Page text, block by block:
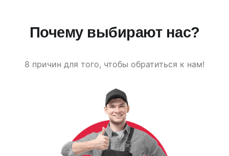
Почему выбирают нас?
8 причин для того, чтобы обратиться к нам!